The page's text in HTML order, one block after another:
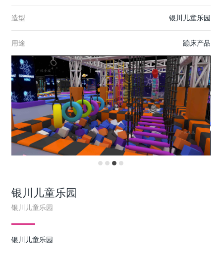
造型 银川儿童乐园
用途 蹦床产品
银川儿童乐园
银川儿童乐园
银川儿童乐园